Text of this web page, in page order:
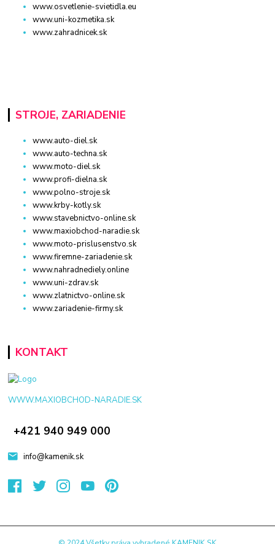
www.osvetlenie-svietidla.eu
www.uni-kozmetika.sk
www.zahradnicek.sk
STROJE, ZARIADENIE
www.auto-diel.sk
www.auto-techna.sk
www.moto-diel.sk
www.profi-dielna.sk
www.polno-stroje.sk
www.krby-kotly.sk
www.stavebnictvo-online.sk
www.maxiobchod-naradie.sk
www.moto-prislusenstvo.sk
www.firemne-zariadenie.sk
www.nahradnediely.online
www.uni-zdrav.sk
www.zlatnictvo-online.sk
www.zariadenie-firmy.sk
KONTAKT
WWW.MAXIOBCHOD-NARADIE.SK
+421 940 949 000
info@kamenik.sk